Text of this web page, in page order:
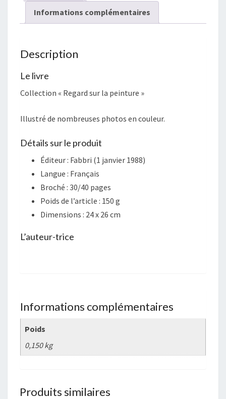
Informations complémentaires
Description
Le livre
Collection « Regard sur la peinture »
Illustré de nombreuses photos en couleur.
Détails sur le produit
Éditeur : Fabbri (1 janvier 1988)
Langue : Français
Broché : 30/40 pages
Poids de l’article : 150 g
Dimensions : 24 x 26 cm
L’auteur-trice
Informations complémentaires
Poids
0,150 kg
Produits similaires